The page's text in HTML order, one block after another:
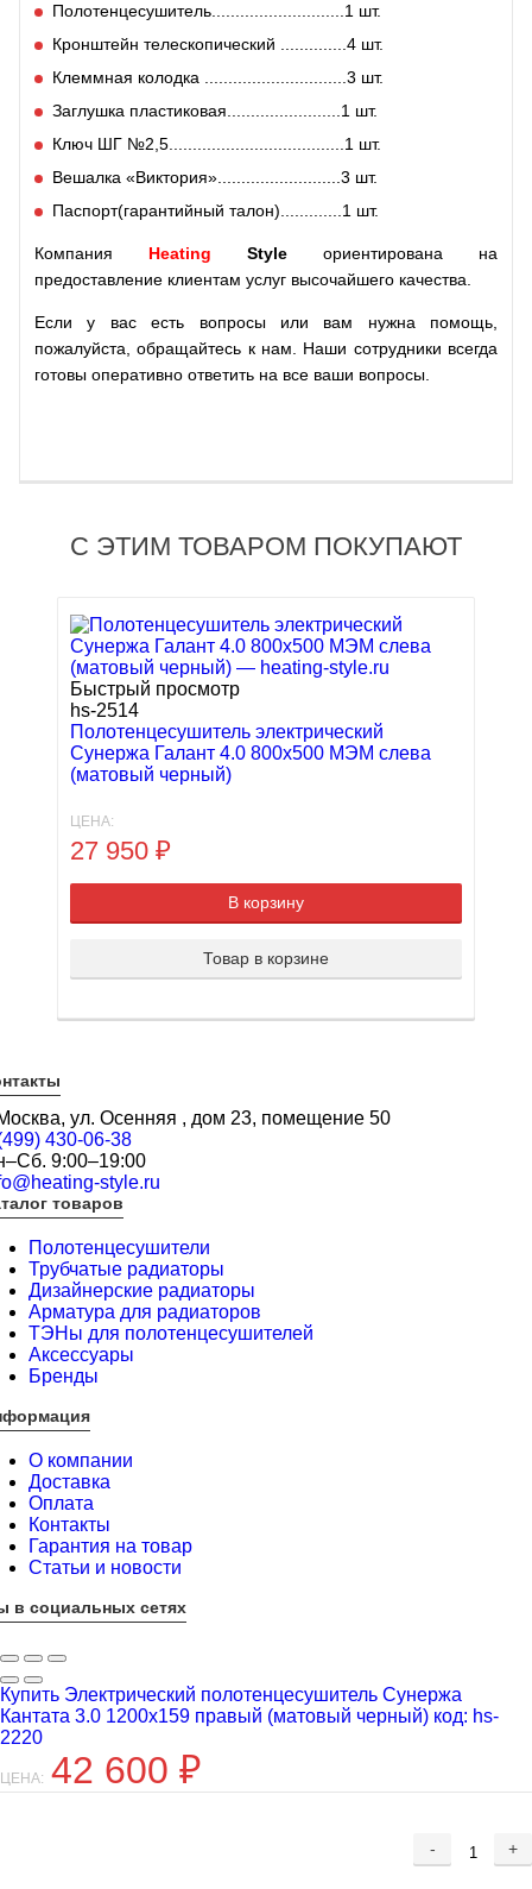
Полотенцесушитель............................1 шт.
Кронштейн телескопический ..............4 шт.
Клеммная колодка ..............................3 шт.
Заглушка пластиковая........................1 шт.
Ключ ШГ №2,5.....................................1 шт.
Вешалка «Виктория»..........................3 шт.
Паспорт(гарантийный талон).............1 шт.
Компания Heating Style ориентирована на
предоставление клиентам услуг высочайшего качества.
Если у вас есть вопросы или вам нужна помощь,
пожалуйста, обращайтесь к нам. Наши сотрудники всегда
готовы оперативно ответить на все ваши вопросы.
С ЭТИМ ТОВАРОМ ПОКУПАЮТ
Быстрый просмотр
hs-2514
Полотенцесушитель электрический
Сунержа Галант 4.0 800x500 МЭМ слева
(матовый черный)
ЦЕНА:
27 950 ₽
В корзину
Товар в корзине
ул. Осенняя , дом 23, помещение 50
430-06-38
9:00–19:00
style.ru
товаров
Полотенцесушители
Трубчатые радиаторы
Дизайнерские радиаторы
Арматура для радиаторов
ТЭНы для полотенцесушителей
Аксессуары
Бренды
О компании
Доставка
Оплата
Контакты
Гарантия на товар
Статьи и новости
в социальных сетях
Купить Электрический полотенцесушитель Сунержа
Кантата 3.0 1200х159 правый (матовый черный) код: hs-
2220
ЦЕНА: 42 600 ₽
- +